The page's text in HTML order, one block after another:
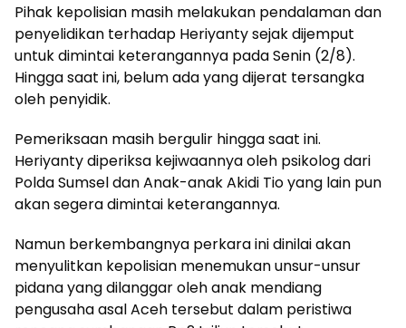
Pihak kepolisian masih melakukan pendalaman dan
penyelidikan terhadap Heriyanty sejak dijemput
untuk dimintai keterangannya pada Senin (2/8).
Hingga saat ini, belum ada yang dijerat tersangka
oleh penyidik.
Pemeriksaan masih bergulir hingga saat ini.
Heriyanty diperiksa kejiwaannya oleh psikolog dari
Polda Sumsel dan Anak-anak Akidi Tio yang lain pun
akan segera dimintai keterangannya.
Namun berkembangnya perkara ini dinilai akan
menyulitkan kepolisian menemukan unsur-unsur
pidana yang dilanggar oleh anak mendiang
pengusaha asal Aceh tersebut dalam peristiwa